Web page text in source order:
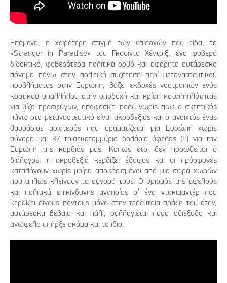
Επόμενα, η χειρότερη στιγμή των επιλογών που είδα, το
«Stranger in Paradise» του Γκουίντο Χέντριξ, ένα φοβερά
διδακτικό, φοβερότερα πολιτικά ορθό και αφόρητα αυτάρεσκο
πόνημα πάνω στην πολιτική συζήτηση περί μεταναστευτικού
προβλήματος στην Ευρώπη, βάζει εκδοχές νοοτροπιών ενός
κρατικού υπαλλήλου στην υποδοχή και κρίση καταλληλότητας
για βίζα προσφύγων, αποφασίζει πολύ νωρίς πως ο σκεπτικός
πάνω στο μεταναστευτικό είναι ακροδεξιός και ο ανοιχτός ένας
θαυμάσιος αριστερός που οραματίζεται μια Ευρώπη χωρίς
σύνορα και 37 τρισεκατομμύρια δολάρια όφελος (!!) για την
Ευρώπη της καρδιάς μας. Κάπως έτσι δεν προωθείται ο
διάλογος, η ακροδεξιά κερδίζει έδαφος και οι πρόσφυγες
καταλήγουν χωρίς μοίρα αποκλεισμένοι από μια σειρά χωρών
που απλώς κλείνουν τα σύνορά τους. Ο ορισμός της αφελούς
και πολιτικά επικίνδυνης ανοησίας σ’ ένα ντοκιμαντέρ που
κερδίζει λίγους πόντους μόνο στην τελευταία πράξη του όταν,
αυτάρεσκα βέβαια και πάλι, συλλογιέται πόσο αδιέξοδο και
ανώφελο υπήρξε ακόμα και το ίδιο.